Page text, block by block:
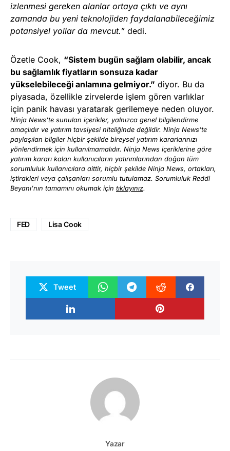
izlenmesi gereken alanlar ortaya çıktı ve aynı
zamanda bu yeni teknolojiden faydalanabileceğimiz
potansiyel yollar da mevcut.” dedi.
Özetle Cook, “Sistem bugün sağlam olabilir, ancak
bu sağlamlık fiyatların sonsuza kadar
yükselebileceği anlamına gelmiyor.” diyor. Bu da
piyasada, özellikle zirvelerde işlem gören varlıklar
için panik havası yaratarak gerilemeye neden oluyor.
Ninja News’te sunulan içerikler, yalnızca genel bilgilendirme
amaçlıdır ve yatırım tavsiyesi niteliğinde değildir. Ninja News’te
paylaşılan bilgiler hiçbir şekilde bireysel yatırım kararlarınızı
yönlendirmek için kullanılmamalıdır. Ninja News içeriklerine göre
yatırım kararı kalan kullanıcıların yatırımlarından doğan tüm
sorumluluk kullanıcılara aittir, hiçbir şekilde Ninja News, ortakları,
iştirakleri veya çalışanları sorumlu tutulamaz. Sorumluluk Reddi
Beyanı’nın tamamını okumak için tıklayınız.
FED Lisa Cook
Tweet
Yazar